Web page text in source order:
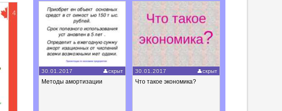
30.01.2017 скрыт
Методы амортизации
30.01.2017 скрыт
Что такое экономика?